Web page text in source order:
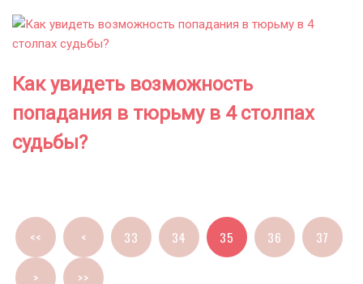
Как увидеть возможность
попадания в тюрьму в 4 столпах
судьбы?
<< < 33 34 35 36 37
> >>